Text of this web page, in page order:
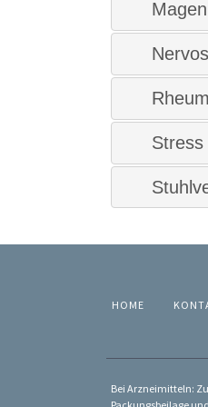
Stress
HOME
Bei Arzneimitteln: